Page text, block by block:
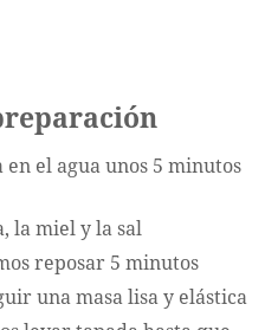
el agua unos 5 minutos
la miel y la sal
reposar 5 minutos
una masa lisa y elástica